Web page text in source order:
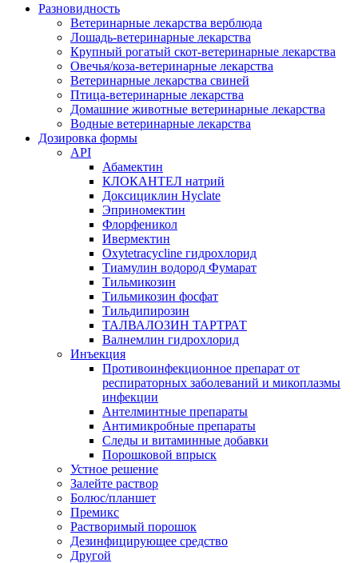
Разновидность
Ветеринарные лекарства верблюда
Лошадь-ветеринарные лекарства
Крупный рогатый скот-ветеринарные лекарства
Овечья/коза-ветеринарные лекарства
Ветеринарные лекарства свиней
Птица-ветеринарные лекарства
Домашние животные ветеринарные лекарства
Водные ветеринарные лекарства
Дозировка формы
API
Абамектин
КЛОКАНТЕЛ натрий
Доксициклин Hyclate
Эприномектин
Флорфеникол
Ивермектин
Oxytetracycline гидрохлорид
Тиамулин водород Фумарат
Тильмикозин
Тильмикозин фосфат
Тильдипирозин
ТАЛВАЛОЗИН ТАРТРАТ
Валнемлин гидрохлорид
Инъекция
Противоинфекционное препарат от
респираторных заболеваний и микоплазмы
инфекции
Антелминтные препараты
Антимикробные препараты
Следы и витаминные добавки
Порошковой впрыск
Устное решение
Залейте раствор
Болюс/планшет
Премикс
Растворимый порошок
Дезинфицирующее средство
Другой